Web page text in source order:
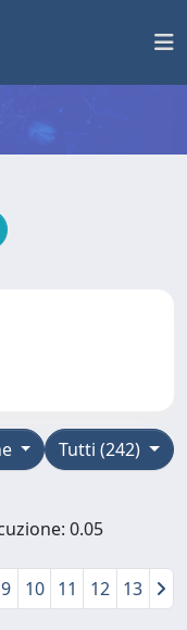
Tutti (242)
0.05
9 10 11 12 13